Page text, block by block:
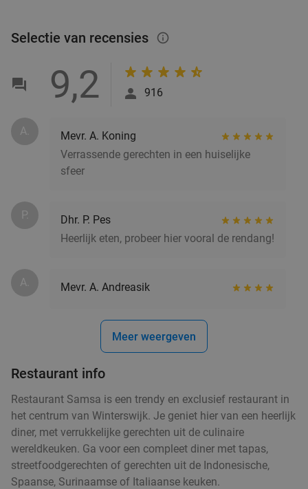
Selectie van recensies info_outlined
9,2 916
A.
Mevr. A. Koning
Verrassende gerechten in een huiselijke
sfeer
P.
Dhr. P. Pes
Heerlijk eten, probeer hier vooral de rendang!
A. Mevr. A. Andreasik
Meer weergeven
Restaurant info
Restaurant Samsa is een trendy en exclusief restaurant in
het centrum van Winterswijk. Je geniet hier van een heerlijk
diner, met verrukkelijke gerechten uit de culinaire
wereldkeuken. Ga voor een compleet diner met tapas,
streetfoodgerechten of gerechten uit de Indonesische,
Spaanse, Surinaamse of Italiaanse keuken.